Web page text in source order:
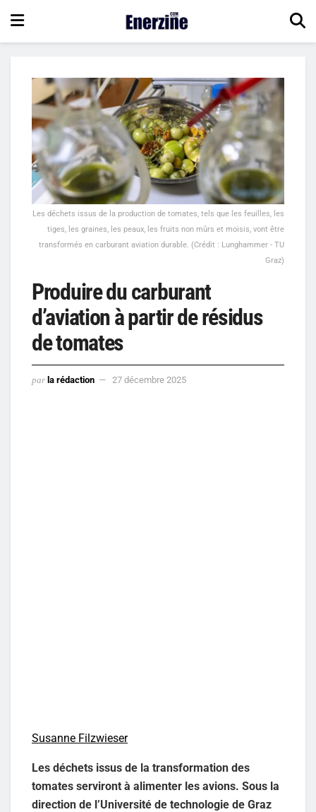
Les déchets issus de la production de tomates, tels que les feuilles, les
tiges, les graines, les peaux, les fruits non mûrs et moisis, vont être
transformés en carburant aviation durable. (Crédit : Lunghammer - TU
Graz)
Produire du carburant
d’aviation à partir de résidus
de tomates
par la rédaction 27 décembre 2025
Susanne Filzwieser
Les déchets issus de la transformation des
tomates serviront à alimenter les avions. Sous la
direction de l’Université de technologie de Graz